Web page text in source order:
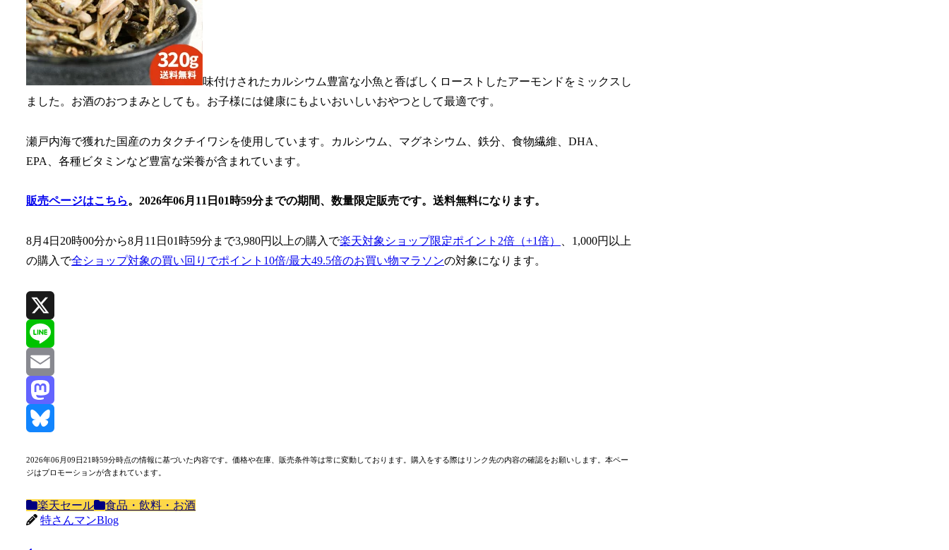
味付けされたカルシウム豊富な小魚と香ばしくローストしたアーモンドをミックスし
ました。お酒のおつまみとしても。お子様には健康にもよいおいしいおやつとして最適です。
瀬戸内海で獲れた国産のカタクチイワシを使用しています。カルシウム、マグネシウム、鉄分、食物繊維、DHA、
EPA、各種ビタミンなど豊富な栄養が含まれています。
販売ページはこちら。2026年06月11日01時59分までの期間、数量限定販売です。送料無料になります。
8月4日20時00分から8月11日01時59分まで3,980円以上の購入で楽天対象ショップ限定ポイント2倍（+1倍）
、1,000円以上
の購入で全ショップ対象の買い回りでポイント10倍/最大49.5倍のお買い物マラソンの対象になります。
X
Line
Email
Mastodon
2026年06月09日21時59分時点の情報に基づいた内容です。価格や在庫、販売条件等は常に変動しております。購入をする際はリンク先の内容の確認をお願いします。本ペー
ジはプロモーションが含まれています。
楽天セール
食品・飲料・お酒
特さんマンBlog